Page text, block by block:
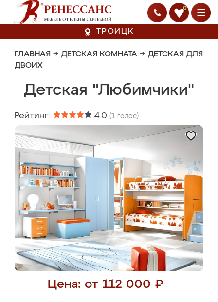
0
ТРОИЦК
ГЛАВНАЯ → ДЕТСКАЯ КОМНАТА → ДЕТСКАЯ ДЛЯ
ДВОИХ
Детская "Любимчики"
Рейтинг: 4.0 (1 голос)
Цена: от 112 000 ₽